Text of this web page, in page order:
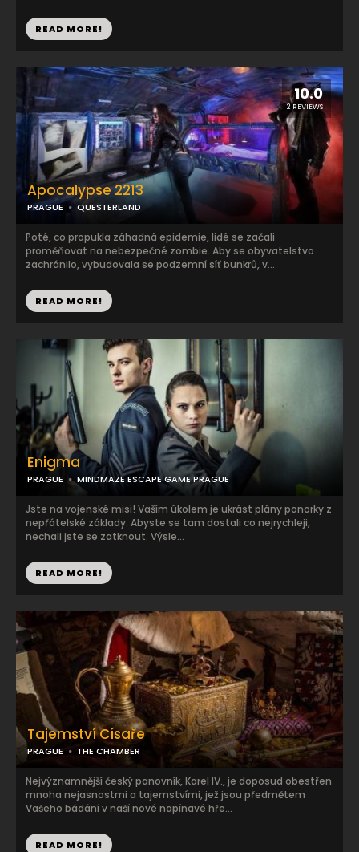
READ MORE!
10.0
2 REVIEWS
Apocalypse 2213
PRAGUE QUESTERLAND
Poté, co propukla záhadná epidemie, lidé se začali
proměňovat na nebezpečné zombie. Aby se obyvatelstvo
zachránilo, vybudovala se podzemní síť bunkrů, v...
READ MORE!
Enigma
PRAGUE MINDMAZE ESCAPE GAME PRAGUE
Jste na vojenské misi! Vaším úkolem je ukrást plány ponorky z
nepřátelské základy. Abyste se tam dostali co nejrychleji,
nechali jste se zatknout. Výsle...
READ MORE!
Tajemství Císaře
PRAGUE THE CHAMBER
Nejvýznamnější český panovník, Karel IV., je doposud obestřen
mnoha nejasnostmi a tajemstvími, jež jsou předmětem
Vašeho bádání v naší nové napínavé hře...
READ MORE!